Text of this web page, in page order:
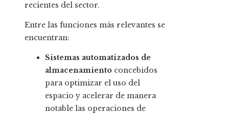
recientes del sector.
Entre las funciones más relevantes se
encuentran:
Sistemas automatizados de
almacenamiento concebidos
para optimizar el uso del
espacio y acelerar de manera
notable las operaciones de